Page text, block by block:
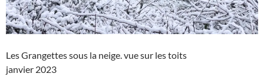
Les Grangettes sous la neige. vue sur les toits
janvier 2023